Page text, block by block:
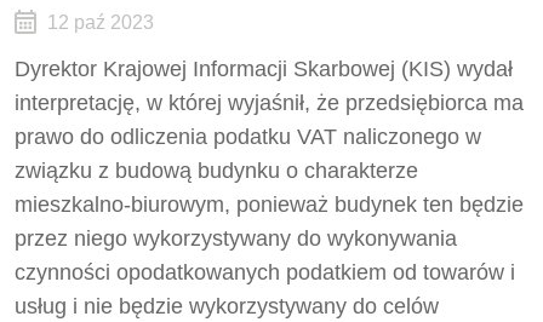
12 paź 2023
Dyrektor Krajowej Informacji Skarbowej (KIS) wydał
interpretację, w której wyjaśnił, że przedsiębiorca ma
prawo do odliczenia podatku VAT naliczonego w
związku z budową budynku o charakterze
mieszkalno-biurowym, ponieważ budynek ten będzie
przez niego wykorzystywany do wykonywania
czynności opodatkowanych podatkiem od towarów i
usług i nie będzie wykorzystywany do celów